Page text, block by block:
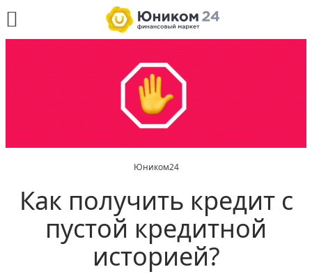
Юником24
Как получить кредит с
пустой кредитной
историей?